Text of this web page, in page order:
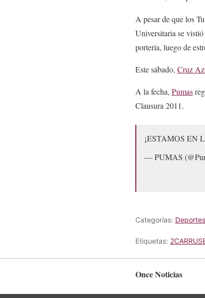
A pesar de que los
Universitaria se
portería, luego de
Este sábado, Cruz
A la fecha, Pumas
Clausura 2011.
¡ESTAMOS EN
— PUMAS
Categorías: Deportes
Etiquetas:
Once Noticias